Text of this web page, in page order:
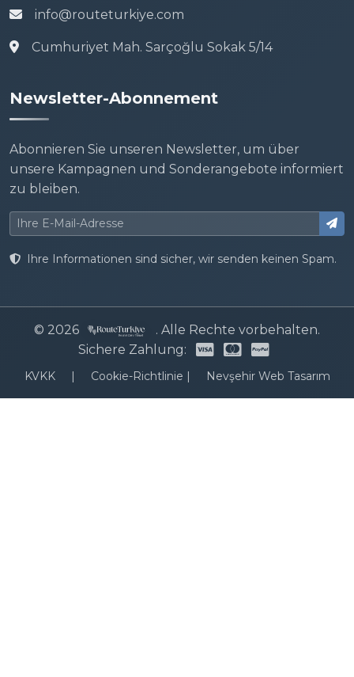
info@routeturkiye.com
Cumhuriyet Mah. Sarçoğlu Sokak 5/14
Newsletter-Abonnement
Abonnieren Sie unseren Newsletter, um über
unsere Kampagnen und Sonderangebote informiert
zu bleiben.
Ihre Informationen sind sicher, wir senden keinen Spam.
© 2026
. Alle Rechte vorbehalten.
Sichere Zahlung:
KVKK Cookie-Richtlinie Nevşehir Web Tasarım